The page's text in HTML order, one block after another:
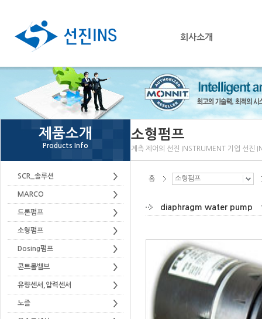
회사소개
제품소개
Products Info
SCR_솔루션
MARCO
드론펌프
소형펌프
Dosing펌프
콘트롤밸브
유량센서,압력센서
노즐
소형펌프
계측 제어의 선진 INSTRUMENT 기업 선진
홈 소형펌프
diaphragm water pump